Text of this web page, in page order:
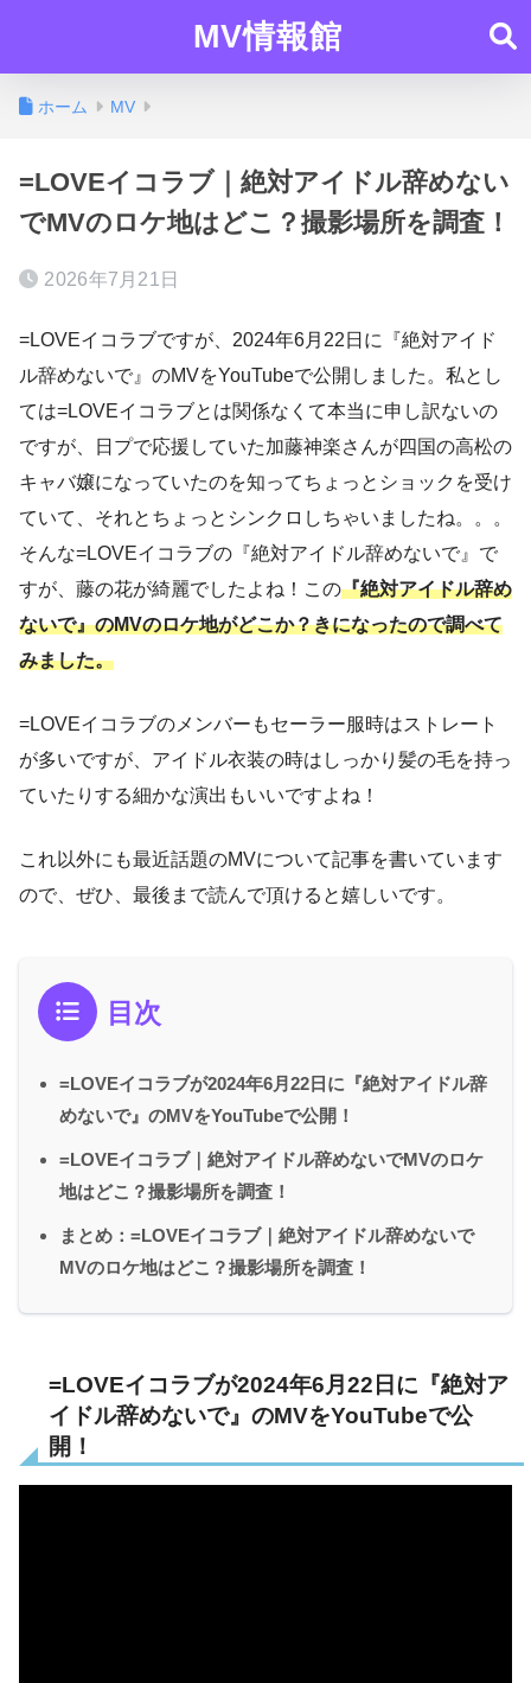
MV情報館
ホーム MV
=LOVEイコラブ｜絶対アイドル辞めない
でMVのロケ地はどこ？撮影場所を調査！
2026年7月21日
=LOVEイコラブですが、2024年6月22日に『絶対アイド
ル辞めないで』のMVをYouTubeで公開しました。私とし
ては=LOVEイコラブとは関係なくて本当に申し訳ないの
ですが、日プで応援していた加藤神楽さんが四国の高松の
キャバ嬢になっていたのを知ってちょっとショックを受け
ていて、それとちょっとシンクロしちゃいましたね。。。
そんな=LOVEイコラブの『絶対アイドル辞めないで』で
すが、藤の花が綺麗でしたよね！この『絶対アイドル辞め
ないで』のMVのロケ地がどこか？きになったので調べて
みました。
=LOVEイコラブのメンバーもセーラー服時はストレート
が多いですが、アイドル衣装の時はしっかり髪の毛を持っ
ていたりする細かな演出もいいですよね！
これ以外にも最近話題のMVについて記事を書いています
ので、ぜひ、最後まで読んで頂けると嬉しいです。
目次
=LOVEイコラブが2024年6月22日に『絶対アイドル辞
めないで』のMVをYouTubeで公開！
=LOVEイコラブ｜絶対アイドル辞めないでMVのロケ
地はどこ？撮影場所を調査！
まとめ：=LOVEイコラブ｜絶対アイドル辞めないで
MVのロケ地はどこ？撮影場所を調査！
=LOVEイコラブが2024年6月22日に『絶対ア
イドル辞めないで』のMVをYouTubeで公
開！